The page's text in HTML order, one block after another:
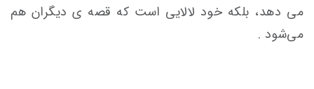
می دهد، بلکه خود لالایی است که قصه ی دیگران هم
می‌شود .